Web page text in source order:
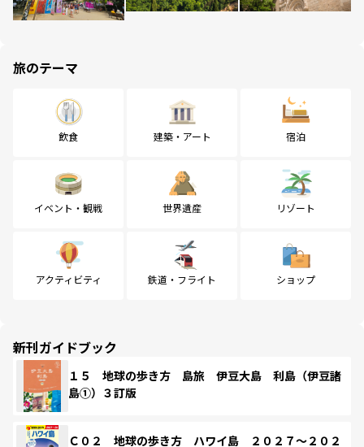
旅のテーマ
飲食 建築・アート 宿泊
イベント・観戦 世界遺産 リゾート
アクティビティ 鉄道・フライト ショップ
新刊ガイドブック
１５ 地球の歩き方 島旅 伊豆大島 利島（伊豆諸
島①）３訂版
Ｃ０２ 地球の歩き方 ハワイ島 ２０２７～２０２